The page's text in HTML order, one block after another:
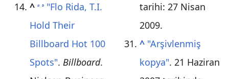
^ a b
"Flo Rida, T.I.
Hold Their
Billboard Hot 100
Spots". Billboard.
tarihi: 27 Nisan
2009.
^ "Arşivlenmiş
kopya". 21 Haziran